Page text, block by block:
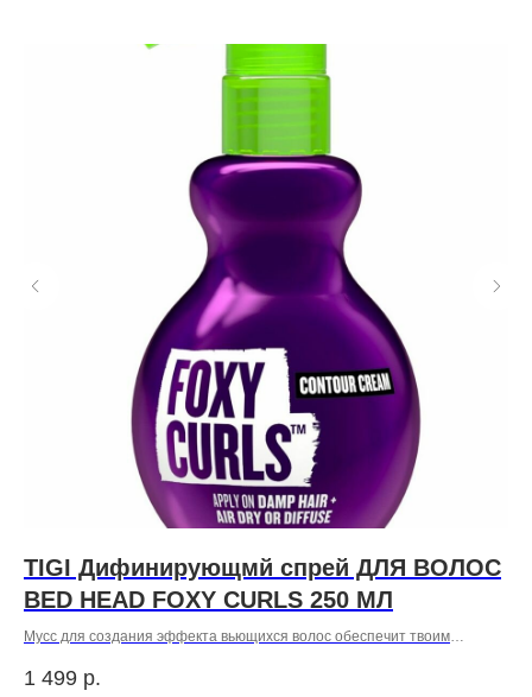
TIGI Дифинирующмй спрей ДЛЯ ВОЛОС
BED HEAD FOXY CURLS 250 МЛ
Мусс для создания эффекта вьющихся волос обеспечит твоим
1 499 р.